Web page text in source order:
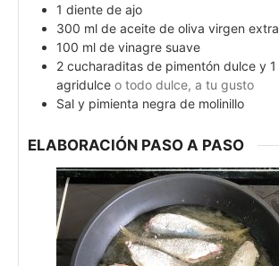
1 diente de ajo
300 ml de aceite de oliva virgen extra
100 ml de vinagre suave
2 cucharaditas de pimentón dulce y
agridulce o todo dulce, a tu gusto
Sal y pimienta negra de molinillo
ELABORACIÓN PASO A PASO